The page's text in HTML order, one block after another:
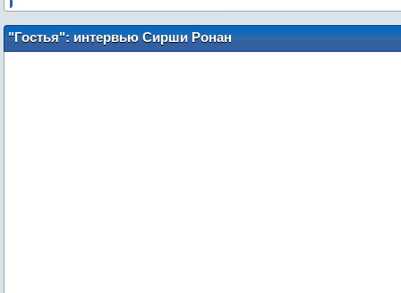
"Гостья": интервью Сирши Ронан
(русские субтитры)